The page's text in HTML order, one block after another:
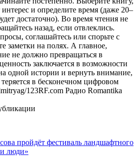
и определите время (даже 20–
достаточно). Во время чтения не
назад, если отвлеклись.
соглашайтесь или спорьте с
заметки на полях. А главное,
не должно превращаться в
заключается в возможности
одной истории и вернуть внимание,
теряется в бесконечном цифровом
123RF.com Радио Romantika